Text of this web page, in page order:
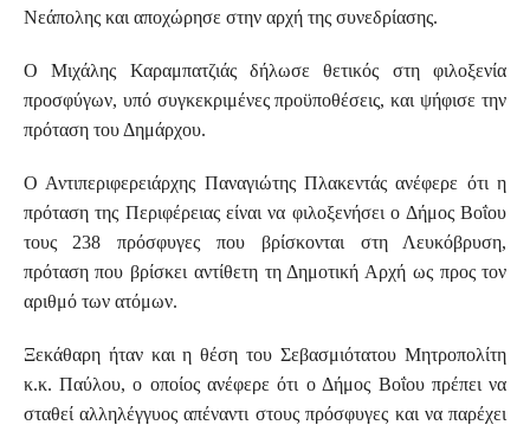
Νεάπολης και αποχώρησε στην αρχή της συνεδρίασης.
Ο Μιχάλης Καραμπατζιάς δήλωσε θετικός στη φιλοξενία
προσφύγων, υπό συγκεκριμένες προϋποθέσεις, και ψήφισε την
πρόταση του Δημάρχου.
Ο Αντιπεριφερειάρχης Παναγιώτης Πλακεντάς ανέφερε ότι η
πρόταση της Περιφέρειας είναι να φιλοξενήσει ο Δήμος Βοΐου
τους 238 πρόσφυγες που βρίσκονται στη Λευκόβρυση,
πρόταση που βρίσκει αντίθετη τη Δημοτική Αρχή ως προς τον
αριθμό των ατόμων.
Ξεκάθαρη ήταν και η θέση του Σεβασμιότατου Μητροπολίτη
κ.κ. Παύλου, ο οποίος ανέφερε ότι ο Δήμος Βοΐου πρέπει να
σταθεί αλληλέγγυος απέναντι στους πρόσφυγες και να παρέχει